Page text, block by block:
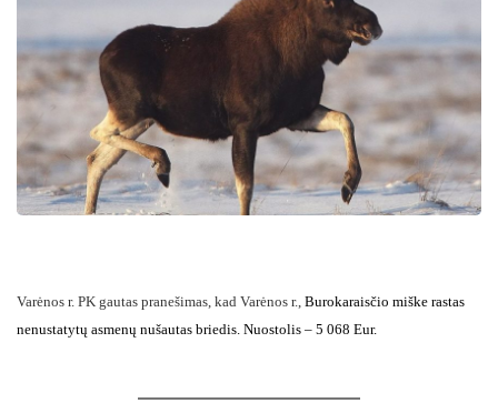
Varėnos r. PK gautas pranešimas, kad Varėnos r., Burokaraisčio miške rastas
nenustatytų asmenų nušautas briedis. Nuostolis – 5 068 Eur.